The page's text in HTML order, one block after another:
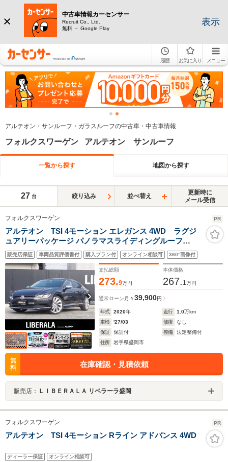
中古車情報カーセンサー
Recruit Co., Ltd.
無料 － Google Play
表示
履歴 お気に入り メニュー
アルテオン・サンルーフ・ガラスルーフの中古車・中古車情報
フォルクスワーゲン アルテオン サンルーフ
一覧から探す 地図から探す
27 台 絞り込み 並べ替え
更新時に
メール受信
フォルクスワーゲン PR
アルテオン TSI 4モーション エレガンス 4WD ラグジ
ュアリーパッケージ パノラマスライディングルーフ
DYNAUDIOサウンド オールインセーフティ 黒ナッパレ
ザーシート 全席シートヒーター ヘッドアップディスプレ
イ 純正ナビフルセグTV 360度カメラ20インチAW
販売店保証 車両品質評価書付 購入プラン付 オンライン相談可 360°画像付
支払総額
273.9万円
本体価格
267. 1万円
通常ローン 月々39,900円
年式 2020年 走行 1.0万km
車検
'27/03 修復
なし
保証
保証付 整備
法定整備付
住所
岩手県盛岡市
無
料
在庫確認・見積依頼
販売店： ＬＩＢＥＲＡＬＡ リベラーラ盛岡
フォルクスワーゲン PR
アルテオン TSI 4モーション Rライン アドバンス 4WD
ディーラー保証 オンライン相談可